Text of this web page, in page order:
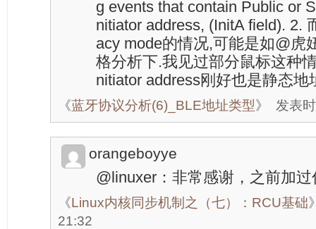
g events that contain Public or
nitiator address, (InitA field). 2.
acy mode的情况,可能是如@虎
格分析下.我见过部分鼠标这种
nitiator address刚好也是静态地
《蓝牙协议分析(6)_BLE地址类型》 发表
orangeboyye
@linuxer：非常感谢，之前加
《Linux内核同步机制之（七）：RCU基础
21:32